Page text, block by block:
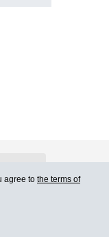
Use
agree to the terms of